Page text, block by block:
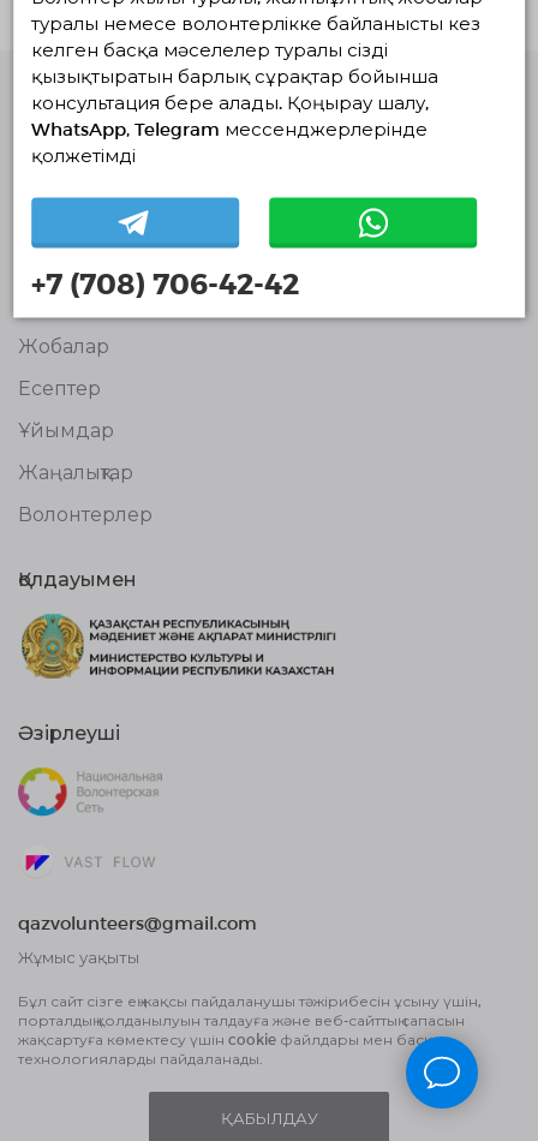
Волонтерлердің
бірыңғай
платформасы
Навигация
Біз туралы
Жобалар
Есептер
Ұйымдар
Жаңалықтар
Волонтерлер
Қолдауымен
Әзірлеуші
qazvolunteers@gmail.com
Жұмыс уақыты
Жария оферта шарты
Деректерді өңдеу туралы Пайдаланушы
Бұл сайт сізге ең жақсы пайдаланушы тәжірибесін ұсыну үшін,
порталдың қолданылуын талдауға және веб-сайттың сапасын
жақсартуға көмектесу үшін cookie файлдары мен басқа
технологияларды пайдаланады.
ҚАБЫЛДАУ
туралы немесе волонтерлікке байланысты кез
келген басқа мәселелер туралы сізді
қызықтыратын барлық сұрақтар бойынша
консультация бере алады. Қоңырау шалу,
WhatsApp, Telegram мессенджерлерінде
қолжетімді
+7 (708) 706-42-42